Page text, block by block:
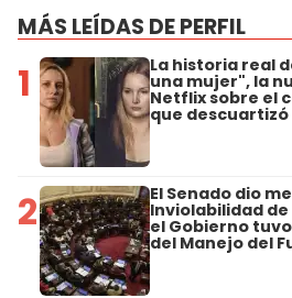
MÁS LEÍDAS DE PERFIL
1 La historia real
una mujer", la
Netflix sobre el
que descuartizó
2 El Senado dio
Inviolabilidad
el Gobierno
del Manejo del